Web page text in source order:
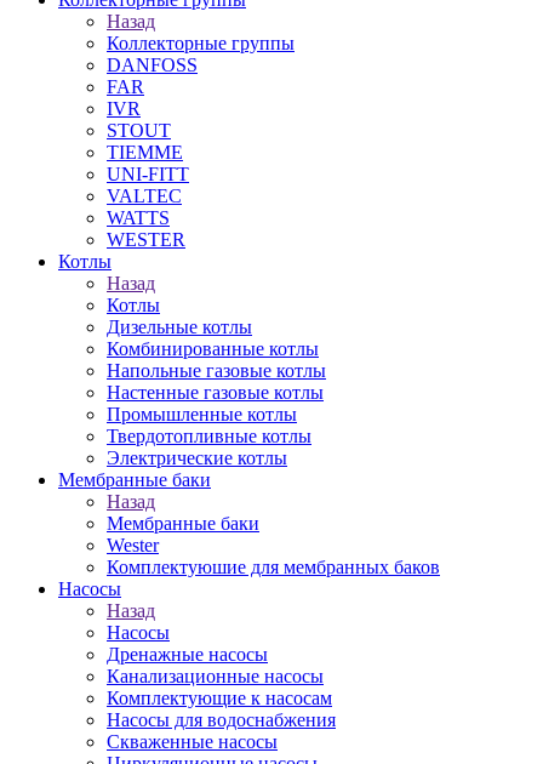
Назад
Коллекторные группы
DANFOSS
FAR
IVR
STOUT
TIEMME
UNI-FITT
VALTEC
WATTS
WESTER
Котлы
Назад
Котлы
Дизельные котлы
Комбинированные котлы
Напольные газовые котлы
Настенные газовые котлы
Промышленные котлы
Твердотопливные котлы
Электрические котлы
Мембранные баки
Назад
Мембранные баки
Wester
Комплектуюшие для мембранных баков
Насосы
Назад
Насосы
Дренажные насосы
Канализационные насосы
Комплектующие к насосам
Насосы для водоснабжения
Скваженные насосы